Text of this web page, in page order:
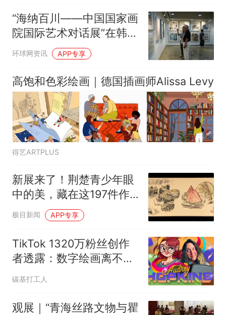
“海纳百川——中国国家画
院国际艺术对话展”在韩国
开幕
环球网资讯 APP专享
高饱和色彩绘画｜德国插画师Alissa Levy
得艺ARTPLUS
新展来了！荆楚青少年眼
中的美，藏在这197件作
品里
极目新闻 APP专享
TikTok 1320万粉丝创作
者透露：数字绘画离不开
这三样东西
碳基打工人
观展｜“青海丝路文物与瞿